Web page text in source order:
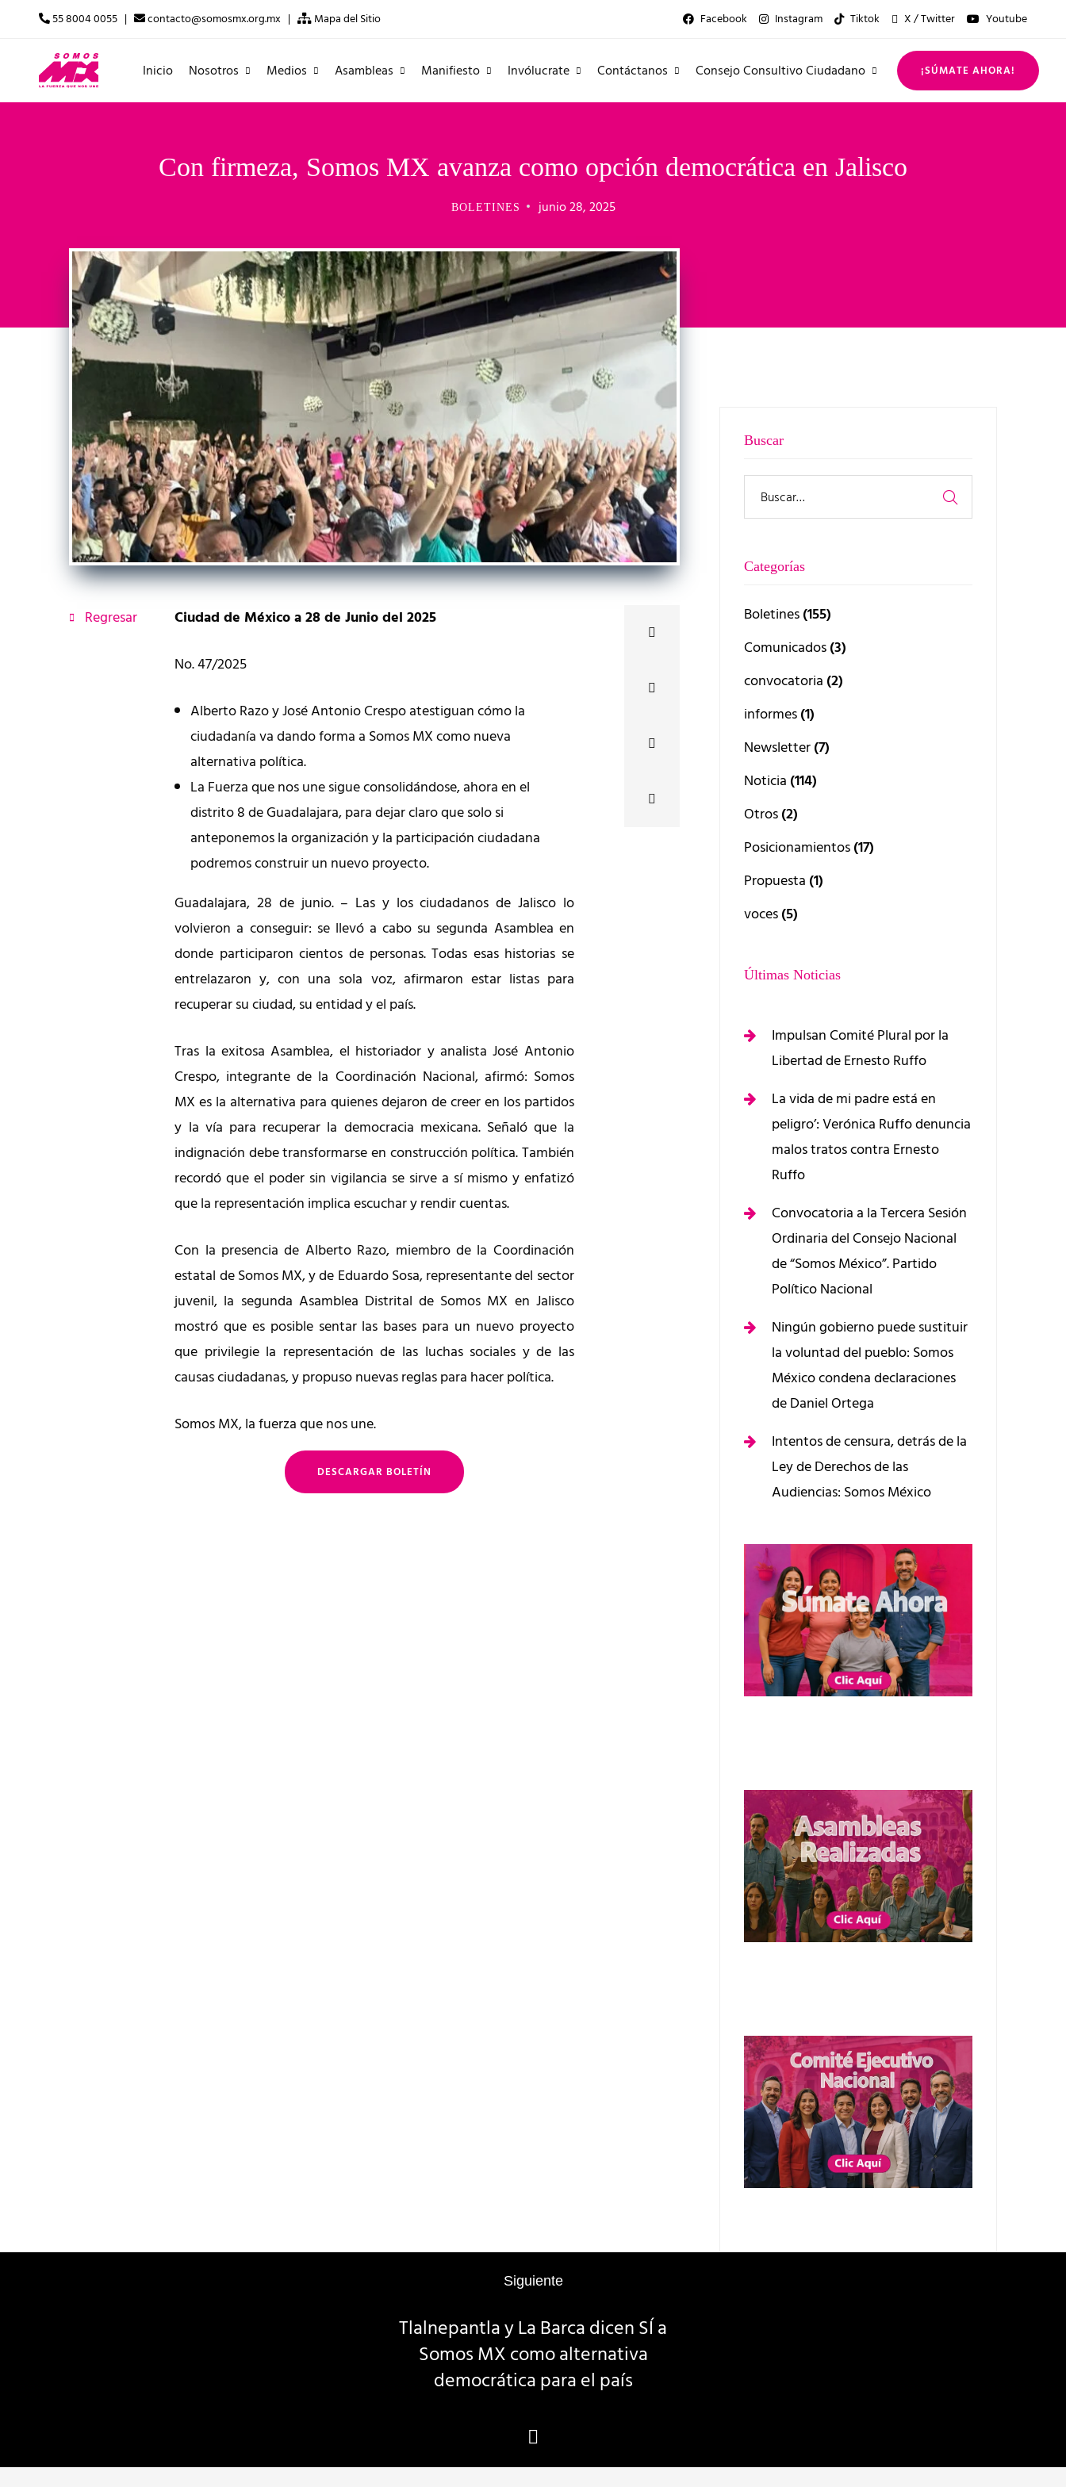
55 8004 0055 | contacto@somosmx.org.mx | Mapa del Sitio Facebook Instagram Tiktok X / Twitter Youtube
Inicio Nosotros Medios Asambleas Manifiesto Invólucrate Contáctanos Consejo Consultivo Ciudadano ¡SÚMATE AHORA!
Con firmeza, Somos MX avanza como opción democrática en Jalisco
BOLETINES junio 28, 2025
Regresar Ciudad de México a 28 de Junio del 2025
No. 47/2025
Alberto Razo y José Antonio Crespo atestiguan cómo la
ciudadanía va dando forma a Somos MX como nueva
alternativa política.
La Fuerza que nos une sigue consolidándose, ahora en el
distrito 8 de Guadalajara, para dejar claro que solo si
anteponemos la organización y la participación ciudadana
podremos construir un nuevo proyecto.
Guadalajara, 28 de junio. – Las y los ciudadanos de Jalisco lo
volvieron a conseguir: se llevó a cabo su segunda Asamblea en
donde participaron cientos de personas. Todas esas historias se
entrelazaron y, con una sola voz, afirmaron estar listas para
recuperar su ciudad, su entidad y el país.
Tras la exitosa Asamblea, el historiador y analista José Antonio
Crespo, integrante de la Coordinación Nacional, afirmó: Somos
MX es la alternativa para quienes dejaron de creer en los partidos
y la vía para recuperar la democracia mexicana. Señaló que la
indignación debe transformarse en construcción política. También
recordó que el poder sin vigilancia se sirve a sí mismo y enfatizó
que la representación implica escuchar y rendir cuentas.
Con la presencia de Alberto Razo, miembro de la Coordinación
estatal de Somos MX, y de Eduardo Sosa, representante del sector
juvenil, la segunda Asamblea Distrital de Somos MX en Jalisco
mostró que es posible sentar las bases para un nuevo proyecto
que privilegie la representación de las luchas sociales y de las
causas ciudadanas, y propuso nuevas reglas para hacer política.
Somos MX, la fuerza que nos une.
DESCARGAR BOLETÍN
Buscar
Categorías
Boletines(155)
Comunicados(3)
convocatoria (2)
informes(1)
Newsletter(7)
Noticia (114)
Otros(2)
Posicionamientos(17)
Propuesta (1)
voces(5)
Últimas Noticias
Impulsan Comité Plural por la
Libertad de Ernesto Ruffo
La vida de mi padre está en
peligro’: Verónica Ruffo denuncia
malos tratos contra Ernesto
Ruffo
Convocatoria a la Tercera Sesión
Ordinaria del Consejo Nacional
de “Somos México”. Partido
Político Nacional
Ningún gobierno puede sustituir
la voluntad del pueblo: Somos
México condena declaraciones
de Daniel Ortega
Intentos de censura, detrás de la
Ley de Derechos de las
Audiencias: Somos México
Siguiente
Tlalnepantla y La Barca dicen SÍ a
Somos MX como alternativa
democrática para el país